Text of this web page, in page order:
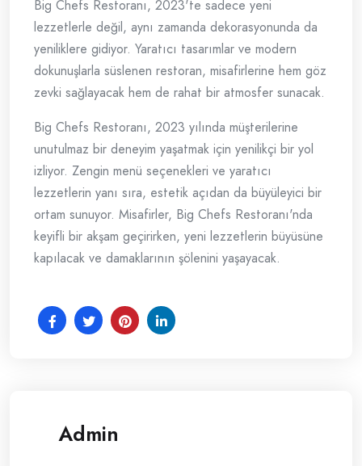
Big Chefs Restoranı, 2023'te sadece yeni
lezzetlerle değil, aynı zamanda dekorasyonunda da
yeniliklere gidiyor. Yaratıcı tasarımlar ve modern
dokunuşlarla süslenen restoran, misafirlerine hem göz
zevki sağlayacak hem de rahat bir atmosfer sunacak.
Big Chefs Restoranı, 2023 yılında müşterilerine
unutulmaz bir deneyim yaşatmak için yenilikçi bir yol
izliyor. Zengin menü seçenekleri ve yaratıcı
lezzetlerin yanı sıra, estetik açıdan da büyüleyici bir
ortam sunuyor. Misafirler, Big Chefs Restoranı'nda
keyifli bir akşam geçirirken, yeni lezzetlerin büyüsüne
kapılacak ve damaklarının şölenini yaşayacak.
Admin